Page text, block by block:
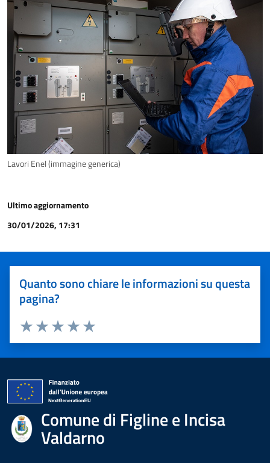
Lavori Enel (immagine generica)
Ultimo aggiornamento
30/01/2026, 17:31
Quanto sono chiare le informazioni su questa
pagina?
Valuta 5 stelle su 5
Valuta 4 stelle su 5
Valuta 3 stelle su 5
Valuta 2 stelle su 5
Valuta 1 stelle su 5
Comune di Figline e Incisa
Valdarno